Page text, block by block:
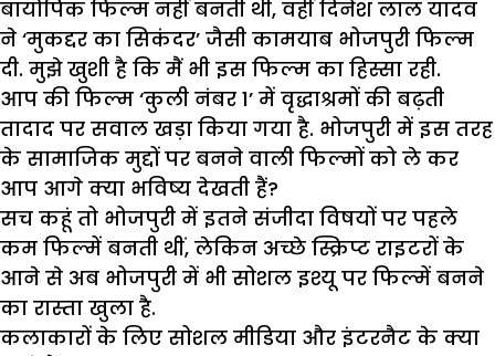
बायोपिक फिल्म नहीं बनती थी, वहीं दिनेश लाल यादव
ने ‘मुकद्दर का सिकंदर’ जैसी कामयाब भोजपुरी फिल्म
दी. मुझे खुशी है कि मैं भी इस फिल्म का हिस्सा रही.
आप की फिल्म ‘कुली नंबर 1’ में वृद्धाश्रमों की बढ़ती
तादाद पर सवाल खड़ा किया गया है. भोजपुरी में इस तरह
के सामाजिक मुद्दों पर बनने वाली फिल्मों को ले कर
आप आगे क्या भविष्य देखती हैं?
सच कहूं तो भोजपुरी में इतने संजीदा विषयों पर पहले
कम फिल्में बनती थीं, लेकिन अच्छे स्क्रिप्ट राइटरों के
आने से अब भोजपुरी में भी सोशल इश्यू पर फिल्में बनने
का रास्ता खुला है.
कलाकारों के लिए सोशल मीडिया और इंटरनैट के क्या